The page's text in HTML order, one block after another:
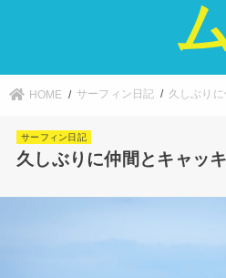
HOME サーフィン日記 久しぶり
サーフィン日記
久しぶりに仲間とキャッ